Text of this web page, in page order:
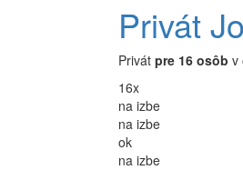
Privát
Privát pre 16 osôb v
16x
na izbe
na izbe
ok
na izbe